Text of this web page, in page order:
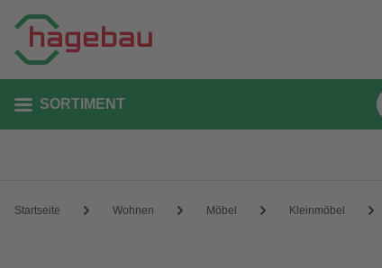
SORTIMENT
Startseite Wohnen Möbel Kleinmöbel